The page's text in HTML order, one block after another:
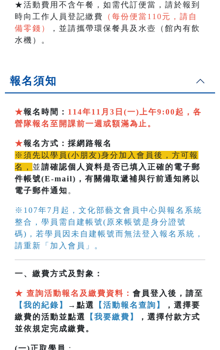
★活動費用不含午餐，如需代訂便當，請於報到
時向工作人員登記繳費
（每份便當110元，請自
備零錢）
，並請攜帶環保餐具及水壺（館內有飲
水機）。
報名須知
★報名時間： 114年11月3日(一)上午9:00起，各
營隊報名至開課前一週或額滿為止。
★報名方式：採網路報名
※須先以學員(小朋友)身分加入會員後，方可報
名， 並請確認個人資料是否已填入正確的電子郵
件帳號(E-mail) ，有關備取遞補與行前通知將以
電子郵件通知 。
※107年7月起，文化部藝文會員中心與報名系統
整合，學員需自建帳號(原來帳號是身分證號
碼)，若學員因未自建帳號而無法登入報名系統，
請重新「加入會員」。
一、繳費方式及對象：
★ 查詢活動報名及繳費資料： 會員登入後，請至
【我的紀錄】
→點選 【活動報名查詢】
，選擇要
繳費的活動並點選
【我要繳費】
，選擇付款方式
並依規定完成繳費。